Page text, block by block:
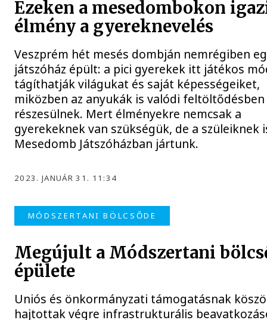
Ezeken a mesedombokon
élmény a gyereknevelés
Veszprém hét mesés dombján nemrégiben
játszóház épült: a pici gyerekek itt játékos
tágíthatják világukat és saját képességeiket,
miközben az anyukák is valódi feltöltődésben
részesülnek. Mert élményekre nemcsak a
gyerekeknek van szükségük, de a szüleiknek
Mesedomb Játszóházban jártunk.
2023. JANUÁR 31. 11:34
MÓDSZERTANI BÖLCSŐDE
Megújult a Módszertani
épülete
Uniós és önkormányzati támogatásnak
hajtottak végre infrastrukturális